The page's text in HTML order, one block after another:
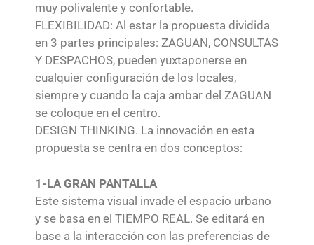
muy polivalente y confortable.
FLEXIBILIDAD: Al estar la propuesta dividida
en 3 partes principales: ZAGUAN, CONSULTAS
Y DESPACHOS, pueden yuxtaponerse en
cualquier configuración de los locales,
siempre y cuando la caja ambar del ZAGUAN
se coloque en el centro.
DESIGN THINKING. La innovación en esta
propuesta se centra en dos conceptos:
1-LA GRAN PANTALLA
Este sistema visual invade el espacio urbano
y se basa en el TIEMPO REAL. Se editará en
base a la interacción con las preferencias de